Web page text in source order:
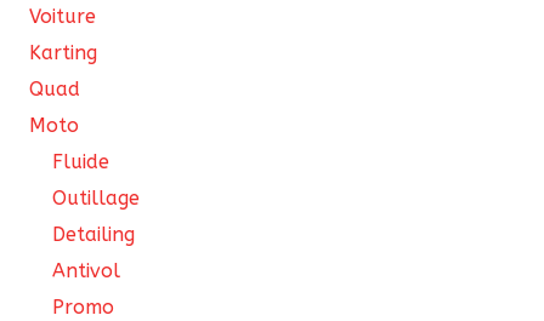
Voiture
Karting
Quad
Moto
Fluide
Outillage
Detailing
Antivol
Promo